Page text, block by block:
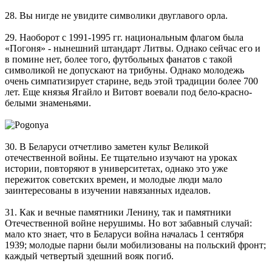
28. Вы нигде не увидите символики двуглавого орла.
29. Наоборот с 1991-1995 гг. национальным флагом была
«Погоня» - нынешний штандарт Литвы. Однако сейчас его и
в помине нет, более того, футбольных фанатов с такой
символикой не допускают на трибуны. Однако молодежь
очень симпатизирует старине, ведь этой традиции более 700
лет. Еще князья Ягайло и Витовт воевали под бело-красно-
белыми знаменьями.
30. В Беларуси отчетливо заметен культ Великой
отечественной войны. Ее тщательно изучают на уроках
истории, повторяют в университетах, однако это уже
пережиток советских времен, и молодые люди мало
заинтересованы в изучении навязанных идеалов.
31. Как и вечные памятники Ленину, так и памятники
Отечественной войне нерушимы. Но вот забавный случай:
мало кто знает, что в Беларуси война началась 1 сентября
1939; молодые парни были мобилизованы на польский фронт;
каждый четвертый здешний вояк погиб.